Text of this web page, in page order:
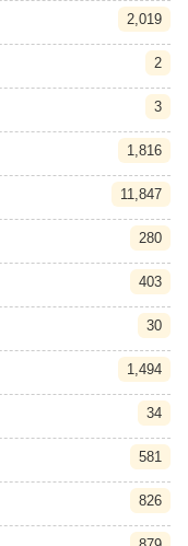
2,019
2
3
1,816
11,847
280
403
30
1,494
34
581
826